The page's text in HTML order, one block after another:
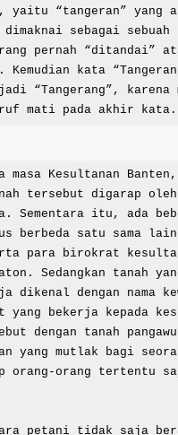
yaitu “tangeran” yang
sebagai sebuah
pernah “ditandai”
Kemudian kata
“Tangerang”, karena
mati pada akhir kata.
tersebut digarap
Sementara itu, ada
berbeda satu sama
para birokrat
Sedangkan tanah
dikenal dengan nama
bekerja kepada
dengan tanah
yang mutlak bagi
orang-orang tertentu